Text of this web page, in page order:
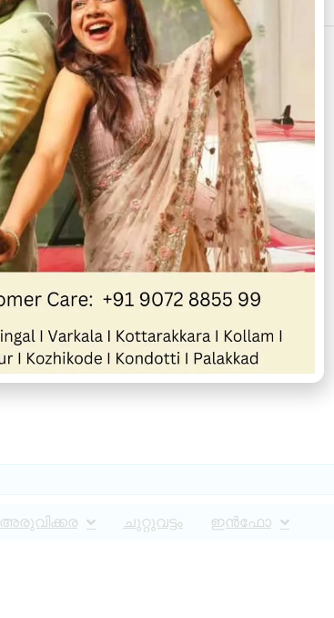
അരുവിക്കര ചുറ്റുവട്ടം ഇൻഫോ